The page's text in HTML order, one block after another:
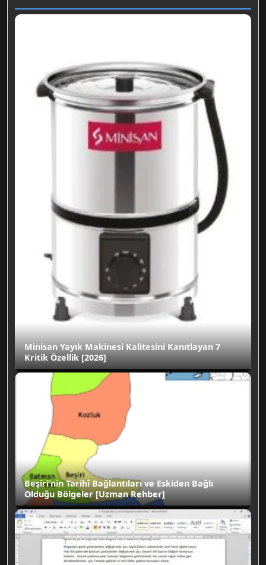
Minisan Yayık Makinesi Kalitesini Kanıtlayan 7
Kritik Özellik [2026]
Beşiri’nin Tarihî Bağlantıları ve Eskiden Bağlı
Olduğu Bölgeler [Uzman Rehber]